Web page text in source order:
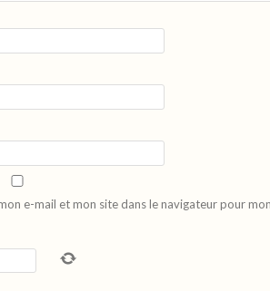
e-mail et mon site dans le navigateur pour